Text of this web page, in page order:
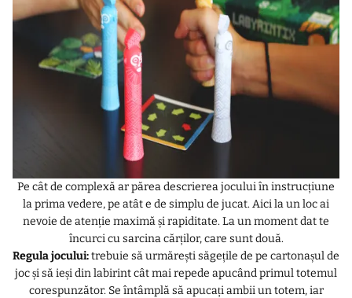
Pe cât de complexă ar părea descrierea jocului în instrucțiune
la prima vedere, pe atât e de simplu de jucat. Aici la un loc ai
nevoie de atenție maximă și rapiditate. La un moment dat te
încurci cu sarcina cărților, care sunt două.
Regula jocului:trebuie să urmărești săgețile de pe cartonașul de
joc și să ieși din labirint cât mai repede apucând primul totemul
corespunzător. Se întâmplă să apucați ambii un totem, iar